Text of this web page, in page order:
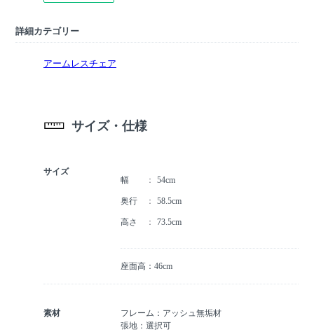
詳細カテゴリー
アームレスチェア
サイズ・仕様
サイズ
幅
54cm
奥行 58.5cm
高さ 73.5cm
座面高：46cm
素材
フレーム：アッシュ無垢材
張地：選択可